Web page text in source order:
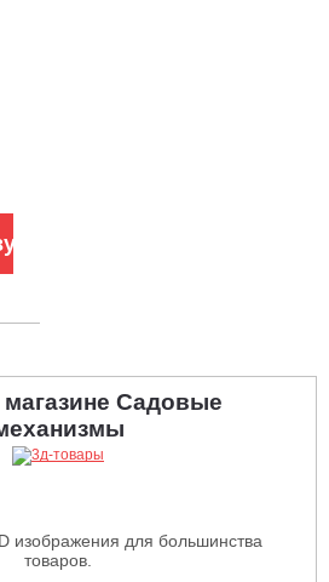
Садовые
изображения для большинства
товаров.